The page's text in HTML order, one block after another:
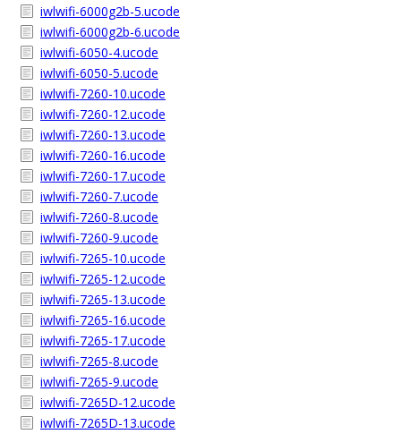
iwlwifi-6000g2b-5.ucode
iwlwifi-6000g2b-6.ucode
iwlwifi-6050-4.ucode
iwlwifi-6050-5.ucode
iwlwifi-7260-10.ucode
iwlwifi-7260-12.ucode
iwlwifi-7260-13.ucode
iwlwifi-7260-16.ucode
iwlwifi-7260-17.ucode
iwlwifi-7260-7.ucode
iwlwifi-7260-8.ucode
iwlwifi-7260-9.ucode
iwlwifi-7265-10.ucode
iwlwifi-7265-12.ucode
iwlwifi-7265-13.ucode
iwlwifi-7265-16.ucode
iwlwifi-7265-17.ucode
iwlwifi-7265-8.ucode
iwlwifi-7265-9.ucode
iwlwifi-7265D-12.ucode
iwlwifi-7265D-13.ucode